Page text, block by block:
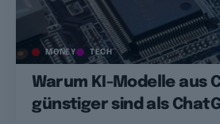
MONEY TECH
Warum KI-Modelle aus
günstiger sind als